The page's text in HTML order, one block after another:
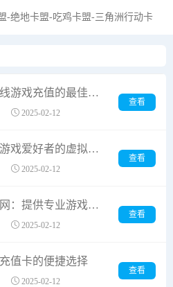
黑夜模式
吃鸡卡盟网：在线游戏充值的最佳选择
2025-02-12
查看
吃鸡卡盟平台：游戏爱好者的虚拟商品交易天堂
2025-02-12
查看
吃鸡卡盟平台官网：提供专业游戏卡密服务
2025-02-12
查看
值卡的便捷选择
2025-02-12
查看